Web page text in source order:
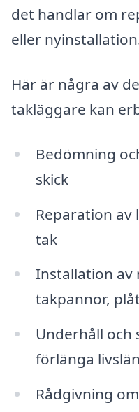
det handlar om
eller
Här är några av
takläggare kan
Bedömning
skick
Reparation av
tak
Installation av
takpannor,
Underhåll och
förlänga
Rådgivning